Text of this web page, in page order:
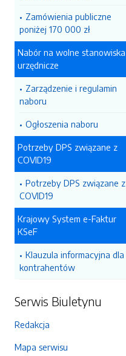
Zamówienia publiczne
poniżej 170 000 zł
Nabór na wolne stanowiska
urzędnicze
Zarządzenie i regulamin
naboru
Ogłoszenia naboru
Potrzeby DPS związane z
COVID19
Potrzeby DPS związane z
COVID19
Krajowy System e-Faktur
KSeF
Klauzula informacyjna dla
kontrahentów
Serwis Biuletynu
Redakcja
Mapa serwisu